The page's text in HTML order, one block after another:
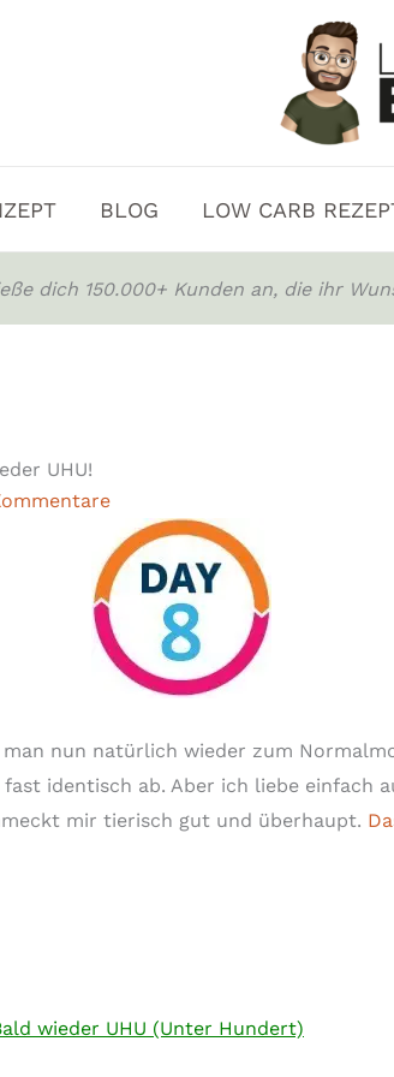
BLOG LOW CARB
dich 150.000+ Kunden an, die ihr
UHU!
man nun natürlich wieder zum
identisch ab. Aber ich liebe einfach
mir tierisch gut und überhaupt.
wieder UHU (Unter Hundert)